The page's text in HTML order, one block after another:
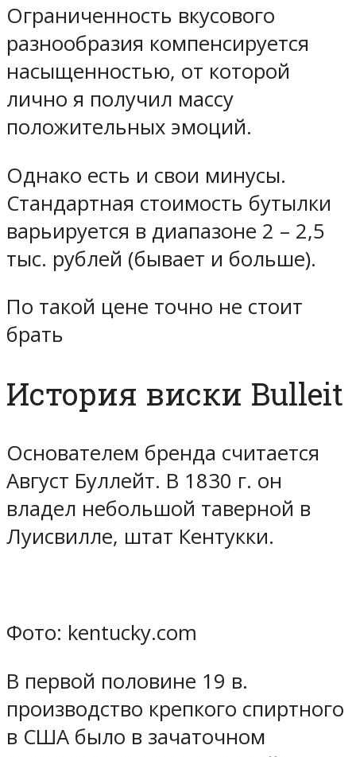
Ограниченность вкусового
разнообразия компенсируется
насыщенностью, от которой
лично я получил массу
положительных эмоций.
Однако есть и свои минусы.
Стандартная стоимость бутылки
варьируется в диапазоне 2 – 2,5
тыс. рублей (бывает и больше).
По такой цене точно не стоит
брать
История виски Bulleit
Основателем бренда считается
Август Буллейт. В 1830 г. он
владел небольшой таверной в
Луисвилле, штат Кентукки.
Фото: kentucky.com
В первой половине 19 в.
производство крепкого спиртного
в США было в зачаточном